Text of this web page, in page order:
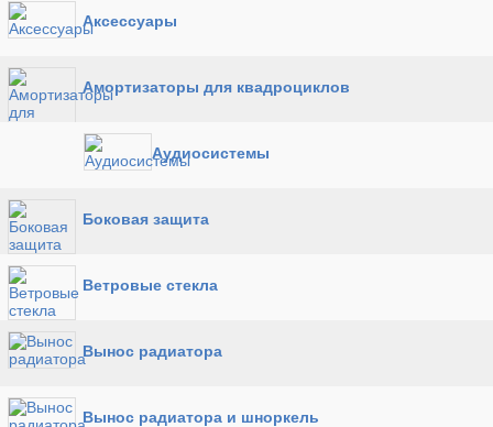
Аксессуары
Амортизаторы для квадроциклов
Аудиосистемы
Боковая защита
Ветровые стекла
Вынос радиатора
Вынос радиатора и шноркель